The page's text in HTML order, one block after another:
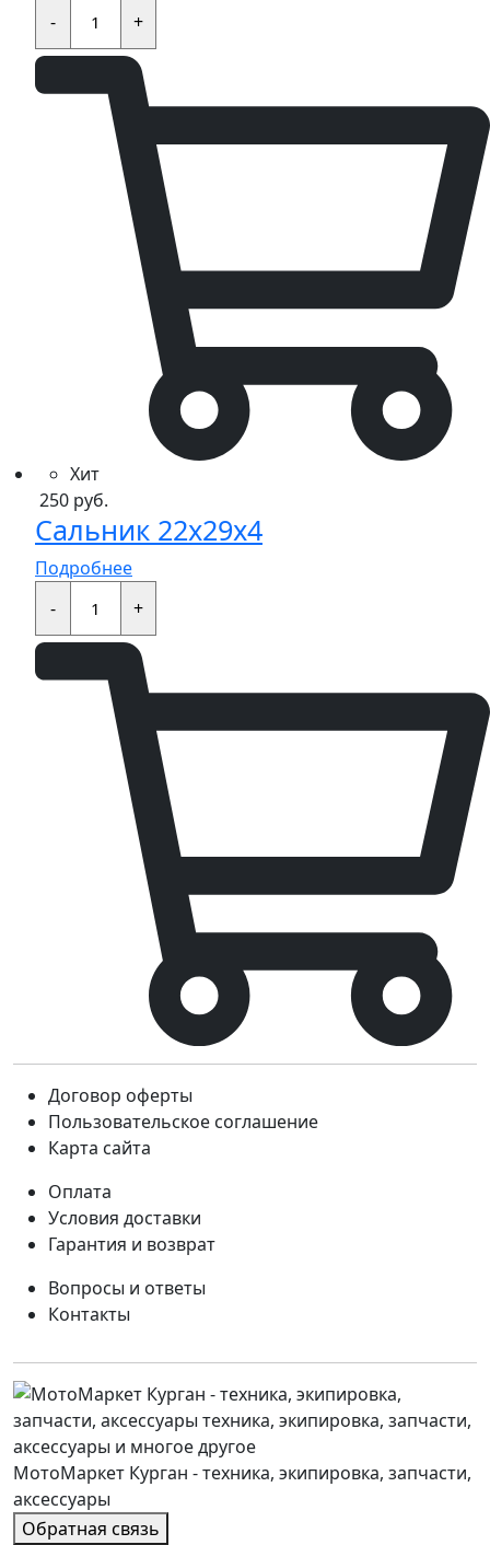
- стартера
KT50,TS,MINI,TD,K,TT,EVO
quantity
+
Хит
250 руб.
Сальник 22x29x4
Подробнее
-
Сальник
22x29x4+
Договор оферты
Пользовательское соглашение
Карта сайта
Оплата
Условия доставки
Гарантия и возврат
Вопросы и ответы
Контакты
МотоМаркет Курган - техника, экипировка, запчасти,
аксессуары
Обратная связь